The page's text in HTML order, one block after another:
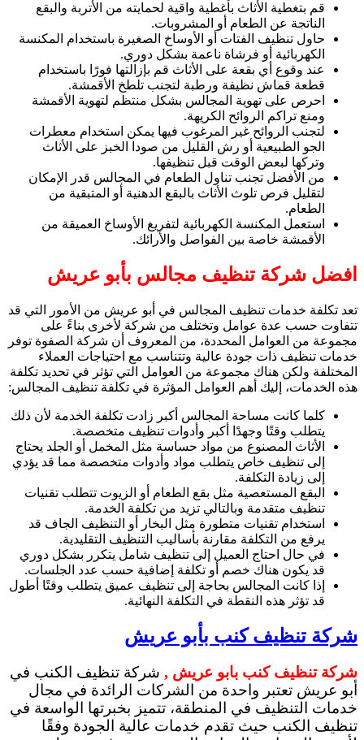
قم بتغطية الأثاث بأغطية واقية لحمايته من الأتربة والبقع
الناتجة عن الطعام أو المشروبات.
حاول تنظيف الفتات أو الأوساخ الصغيرة باستخدام المكنسة
الكهربائية أو فرشاة ناعمة بشكل دوري.
عند وقوع أي بقعة على الأثاث قم بإزالتها فورًا باستخدام
قطعة قماش نظيفة ورطبة لتجنب تلطخ الأقمشة.
احرص على تهوية المجالس بشكل منتظم لتهوية الأقمشة
ومنع تراكم الروائح الكريهة.
لتجنب الروائح غير المرغوب فيها يمكن استخدام معطرات
الجو الطبيعية أو رش القليل من صودا الخبز على الأثاث
وتركها لبعض الوقت قبل تنظيفها.
من الأفضل تجنب تناول الطعام في المجالس قدر الإمكان
لتقليل فرص تلوث الأثاث بالبقع الدهنية أو المتبقية من
الطعام.
استعمل المكنسة الكهربائية لتفريغ الأوساخ العميقة من
الأقمشة خاصة بين الفواصل والأرائك.
افضل شركة تنظيف مجالس بأبو عريش
تعد تكلفة خدمات تنظيف المجالس في أبو عريش من الأمور التي قد
تتفاوت حسب عدة عوامل وتختلف من شركة لأخرى بناءً على
مجموعة من العوامل المحددة، من المعروف أن شركة الصفوة توفر
خدمات تنظيف ذات جودة عالية وتتناسب مع احتياجات العملاء
المختلفة ولكن هناك مجموعة من العوامل التي تؤثر في تحديد تكلفة
هذه الخدمات، إليك أهم العوامل المؤثرة في تكلفة تنظيف المجالس:
كلما كانت مساحة المجالس أكبر زادت تكلفة الخدمة لأن ذلك
يتطلب وقتًا وجهدًا أكبر وأدوات تنظيف متخصصة.
الأثاث المصنوع من مواد حساسة مثل المخمل أو الجلد يحتاج
إلى تنظيف خاص يتطلب مواد وأدوات متخصصة مما قد يؤدي
إلى زيادة التكلفة.
البقع المستعصية مثل بقع الطعام أو الزيوت تتطلب تقنيات
تنظيف متقدمة وبالتالي تزيد من تكلفة الخدمة.
استخدام تقنيات متطورة مثل البخار أو التنظيف الجاف قد
يرفع من التكلفة مقارنة بأساليب التنظيف التقليدية.
في حال احتاج العميل إلى تنظيف شامل يتكرر بشكل دوري
قد يكون هناك خصم أو تكلفة إضافية حسب عدد الجلسات.
إذا كانت المجالس بحاجة إلى تنظيف عميق يتطلب وقتًا أطول
قد تؤثر هذه النقطة في التكلفة النهائية.
شركة تنظيف كنب بأبو عريش
شركة تنظيف كنب بابو عريش , شركة تنظيف الكنب في
أبو عريش تعتبر واحدة من الشركات الرائدة في مجال
خدمات التنظيف في المنطقة، تتميز بخبرتها الواسعة في
تنظيف الكنب حيث تقدم خدمات عالية الجودة وفقًا